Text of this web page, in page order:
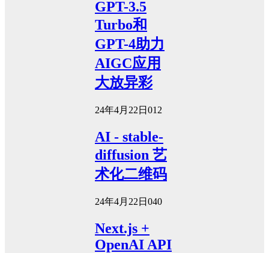
GPT-3.5
Turbo和
GPT-4助力
AIGC应用
大放异彩
24年4月22日 012
AI - stable-
diffusion 艺
术化二维码
24年4月22日 040
Next.js +
OpenAI API